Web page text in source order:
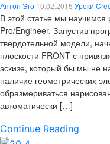
Антон Эго 10.02.2015 Уроки
В этой статье мы научимся
Pro/Engineer. Запустив
твердотельной модели,
плоскости FRONT с
эскизе, который бы мы не
наличие геометрических
образмериваться
автоматически […]
Continue Reading